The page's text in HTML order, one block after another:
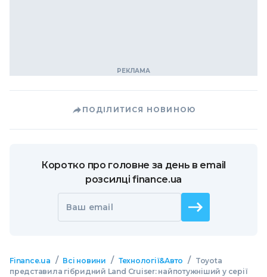
ПОДІЛИТИСЯ НОВИНОЮ
Коротко про головне за день в email
розсилці finance.ua
Ваш email
Finance.ua / Всі новини / Технології&Авто /
Toyota
представила гібридний Land Cruiser: найпотужніший у серії